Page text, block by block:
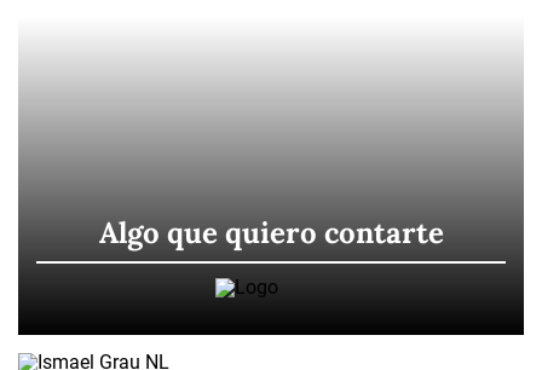
Algo que quiero contarte